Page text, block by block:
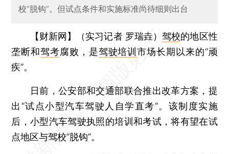
校“脱钩”。但试点条件和实施标准尚待细则出台
【财新网】（实习记者 罗瑞垚）驾校的地区性
垄断和驾考腐败，是驾驶培训市场长期以来的“顽
疾”。
日前，公安部和交通部联合推出改革方案，提
出“试点小型汽车驾驶人自学直考”。该制度实施
后，小型汽车驾驶执照的培训和考试，将有望在试
点地区与驾校“脱钩”。